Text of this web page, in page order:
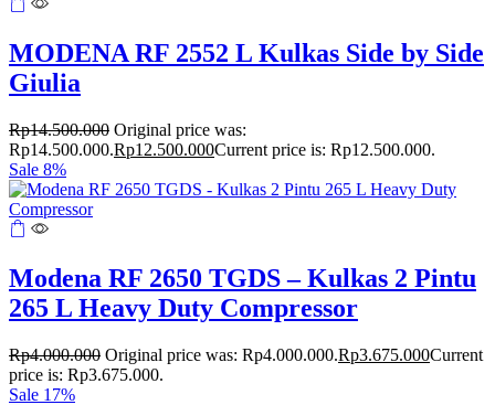
MODENA RF 2552 L Kulkas Side by Side
Giulia
Rp14.500.000 Original price was:
Rp14.500.000.Rp12.500.000Current price is: Rp12.500.000.
Sale 8%
Modena RF 2650 TGDS – Kulkas 2 Pintu
265 L Heavy Duty Compressor
Rp4.000.000 Original price was: Rp4.000.000.Rp3.675.000Current
price is: Rp3.675.000.
Sale 17%